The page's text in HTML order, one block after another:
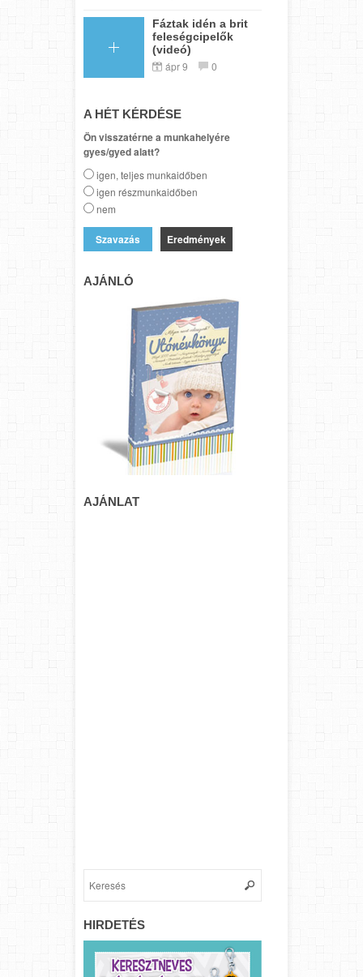
Fáztak idén a brit
feleségcipelők
(videó)
ápr 9 0
A HÉT KÉRDÉSE
Ön visszatérne a munkahelyére
gyes/gyed alatt?
igen, teljes munkaidőben
igen részmunkaidőben
nem
Eredmények
AJÁNLÓ
AJÁNLAT
HIRDETÉS